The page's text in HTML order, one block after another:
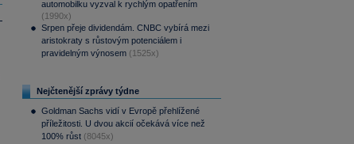
automobilku vyzval k rychlým opatřením
(1990x)
Srpen přeje dividendám. CNBC vybírá mezi
aristokraty s růstovým potenciálem i
pravidelným výnosem (1525x)
Nejčtenější zprávy týdne
Goldman Sachs vidí v Evropě přehlížené
příležitosti. U dvou akcií očekává více než
100% růst (8045x)